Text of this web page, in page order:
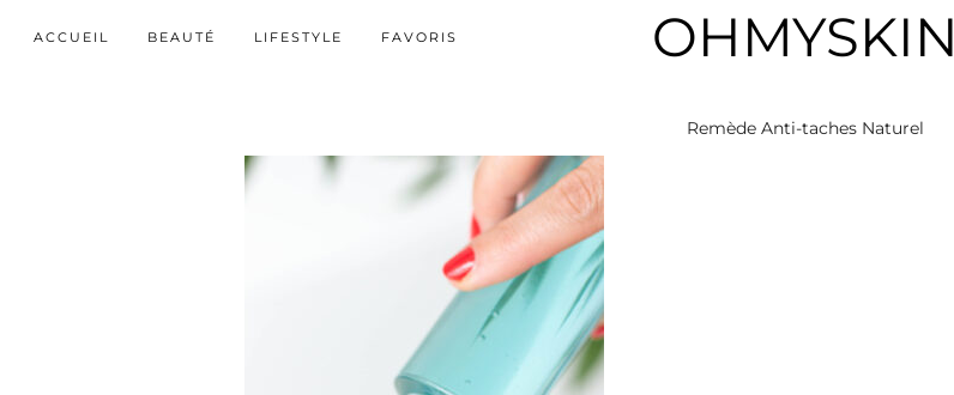
ACCUEIL BEAUTÉ LIFESTYLE FAVORIS OHMYSKIN
Remède Anti-taches Naturel